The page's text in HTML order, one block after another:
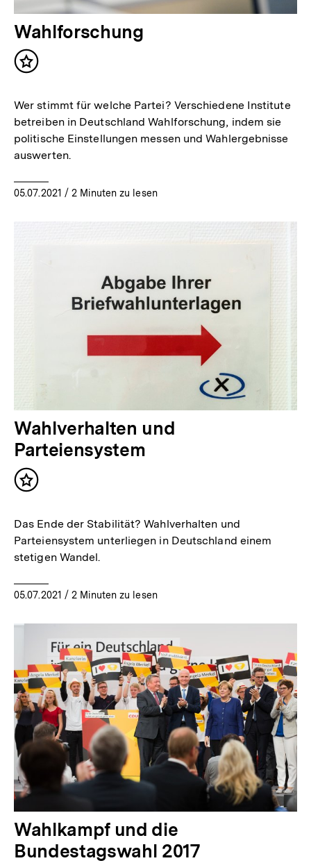
Wahlforschung
Inhalt
Wer stimmt für welche Partei? Verschiedene Institute
betreiben in Deutschland Wahlforschung, indem sie
politische Einstellungen messen und Wahlergebnisse
auswerten.
05.07.2021 / 2 Minuten zu lesen
Wahlverhalten und
Parteiensystem
Inhalt
Das Ende der Stabilität? Wahlverhalten und
Parteiensystem unterliegen in Deutschland einem
stetigen Wandel.
05.07.2021 / 2 Minuten zu lesen
Wahlkampf und die
Bundestagswahl 2017